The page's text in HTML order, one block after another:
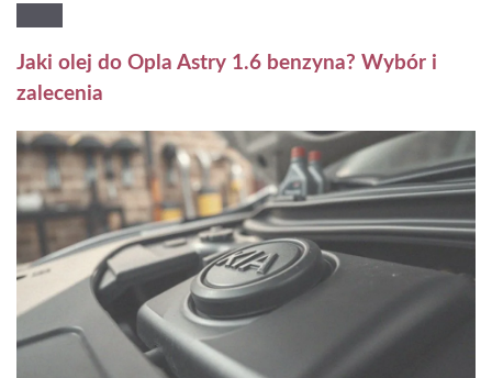
Jaki olej do Opla Astry 1.6 benzyna? Wybór i
zalecenia